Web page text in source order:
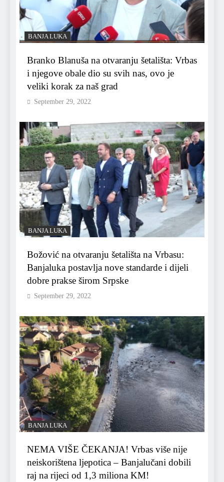
BANJA LUKA
Branko Blanuša na otvaranju šetališta: Vrbas
i njegove obale dio su svih nas, ovo je
veliki korak za naš grad
September 29, 2022
BANJA LUKA
Božović na otvaranju šetališta na Vrbasu:
Banjaluka postavlja nove standarde i dijeli
dobre prakse širom Srpske
September 29, 2022
BANJA LUKA
NEMA VIŠE ČEKANJA! Vrbas više nije
neiskorištena ljepotica – Banjalučani dobili
raj na rijeci od 1,3 miliona KM!